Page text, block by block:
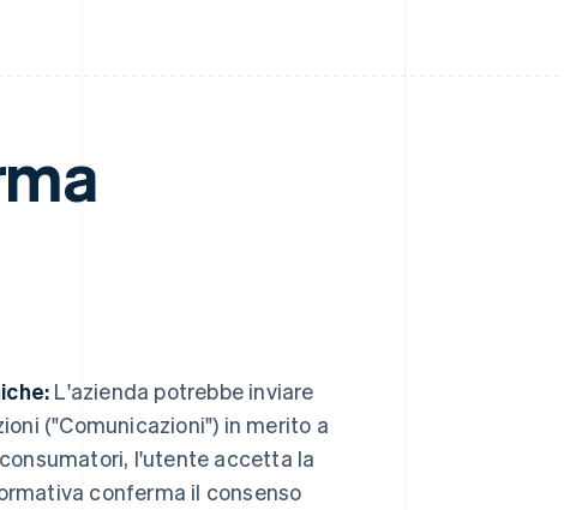
L'azienda potrebbe inviare
("Comunicazioni") in merito a
l'utente accetta la
conferma il consenso